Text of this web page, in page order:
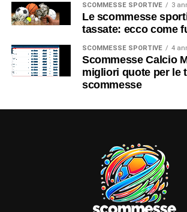
SCOMMESSE SPORTIVE 3
Le scommesse
tassate: ecco come
SCOMMESSE SPORTIVE 4
Scommesse Calcio
migliori quote per le
scommesse